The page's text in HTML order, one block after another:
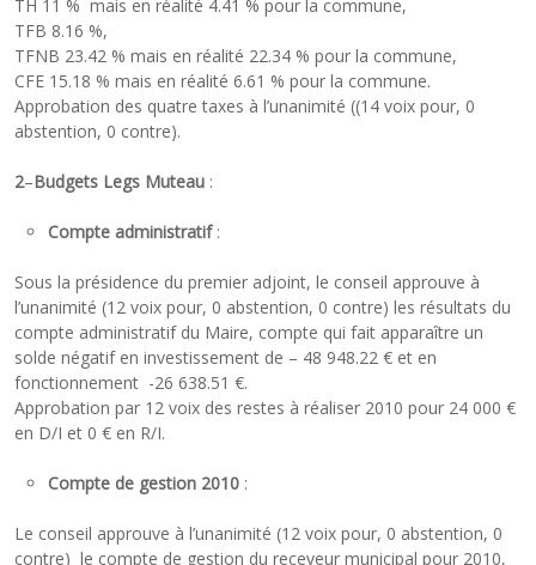
TH 11 % mais en réalité 4.41 % pour la commune,
TFB 8.16 %,
TFNB 23.42 % mais en réalité 22.34 % pour la commune,
CFE 15.18 % mais en réalité 6.61 % pour la commune.
Approbation des quatre taxes à l’unanimité ((14 voix pour, 0
abstention, 0 contre).
2–Budgets Legs Muteau :
Compte administratif:
Sous la présidence du premier adjoint, le conseil approuve à
l’unanimité (12 voix pour, 0 abstention, 0 contre) les résultats du
compte administratif du Maire, compte qui fait apparaître un
solde négatif en investissement de – 48 948.22 € et en
fonctionnement -26 638.51 €.
Approbation par 12 voix des restes à réaliser 2010 pour 24 000 €
en D/I et 0 € en R/I.
Compte de gestion 2010 :
Le conseil approuve à l’unanimité (12 voix pour, 0 abstention, 0
contre) le compte de gestion du receveur municipal pour 2010,